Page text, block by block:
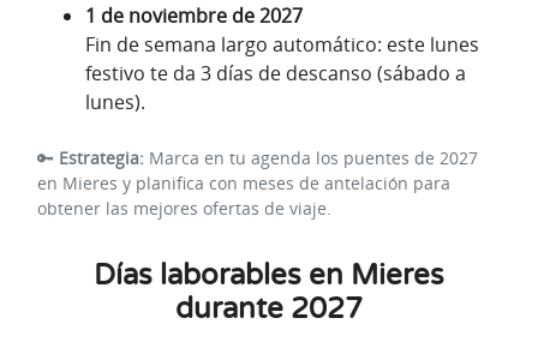
1 de noviembre de 2027
Fin de semana largo automático: este lunes
festivo te da 3 días de descanso (sábado a
lunes).
🔑 Estrategia: Marca en tu agenda los puentes de 2027
en Mieres y planifica con meses de antelación para
obtener las mejores ofertas de viaje.
Días laborables en Mieres
durante 2027